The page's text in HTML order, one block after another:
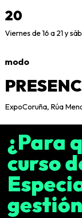
20
Viernes de 16 a 21 y
modo
ExpoCoruña, Rúa
¿Para
curso